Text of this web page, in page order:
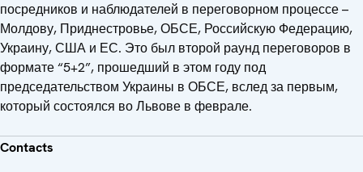
посредников и наблюдателей в переговорном процессе –
Молдову, Приднестровье, ОБСЕ, Российскую Федерацию,
Украину, США и ЕС. Это был второй раунд переговоров в
формате “5+2”, прошедший в этом году под
председательством Украины в ОБСЕ, вслед за первым,
который состоялся во Львове в феврале.
Contacts